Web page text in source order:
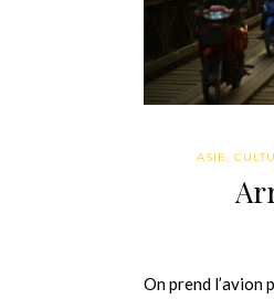
ASIE
On prend l’avion